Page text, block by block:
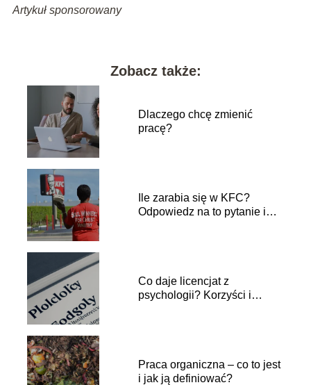
Artykuł sponsorowany
Zobacz także:
Dlaczego chcę zmienić
pracę?
Ile zarabia się w KFC?
Odpowiedz na to pytanie i
Co daje licencjat z
psychologii? Korzyści i
Praca organiczna – co to jest
i jak ją definiować?